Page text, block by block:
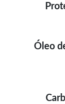
Óleo